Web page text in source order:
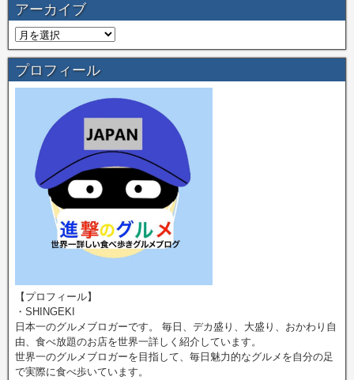
アーカイブ
プロフィール
【プロフィール】
・SHINGEKI
日本一のグルメブロガーです。 毎日、デカ盛り、大盛り、おかわり自
由、食べ放題のお店を世界一詳しく紹介しています。
世界一のグルメブロガーを目指して、毎日魅力的なグルメを自分の足
で実際に食べ歩いています。